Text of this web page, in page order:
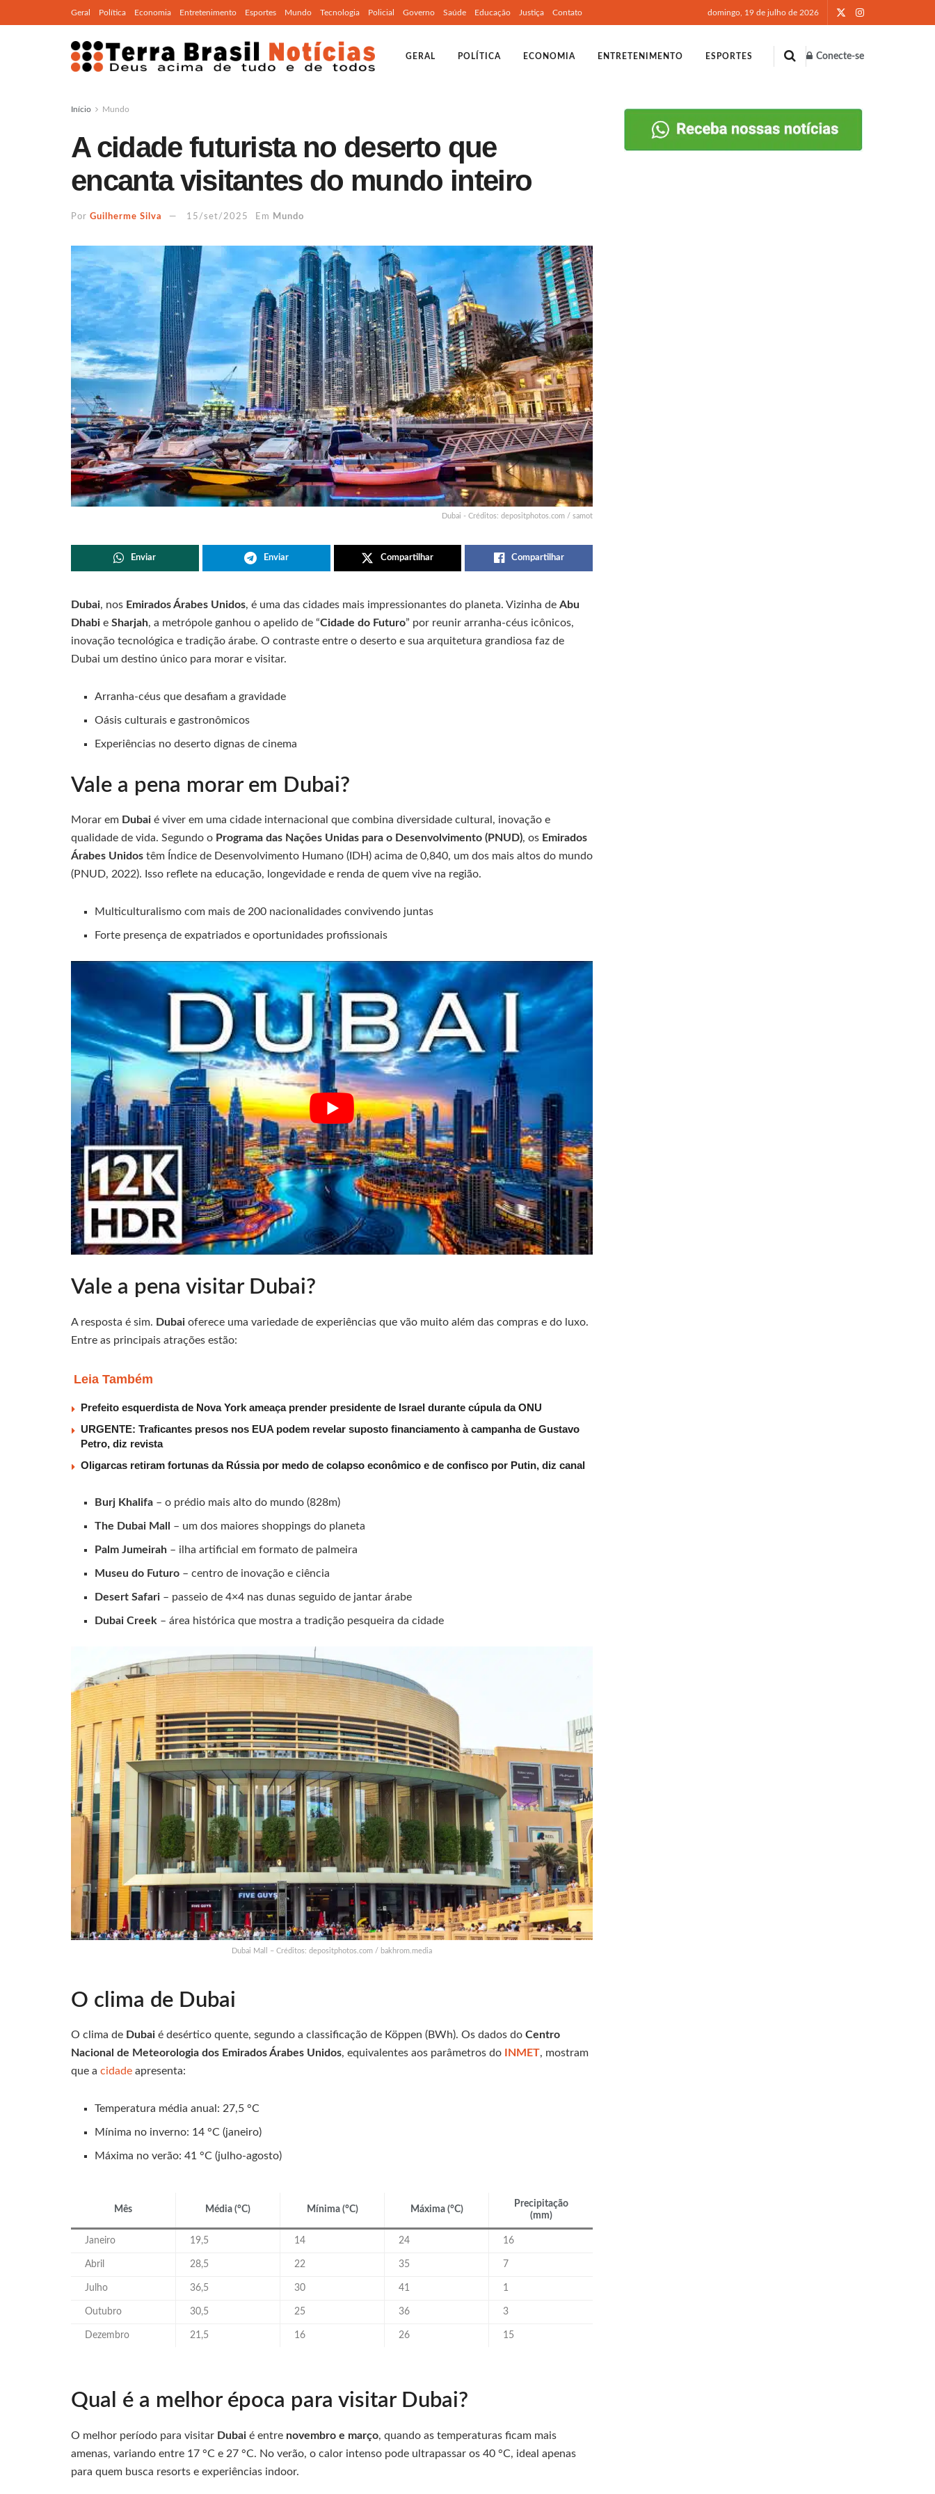
Geral Política Economia Entretenimento Esportes Mundo Tecnologia Policial Governo Saúde Educação Justiça Contato domingo, 19 de julho de 2026
GERAL POLÍTICA ECONOMIA ENTRETENIMENTO ESPORTES Conecte-se
Início Mundo
A cidade futurista no deserto que
encanta visitantes do mundo inteiro
Por Guilherme Silva 15/set/2025 Em Mundo
Dubai - Créditos: depositphotos.com / samot
Enviar Enviar Compartilhar Compartilhar
Dubai, nos Emirados Árabes Unidos, é uma das cidades mais impressionantes do planeta. Vizinha de Abu
Dhabi e Sharjah, a metrópole ganhou o apelido de “Cidade do Futuro” por reunir arranha-céus icônicos,
inovação tecnológica e tradição árabe. O contraste entre o deserto e sua arquitetura grandiosa faz de
Dubai um destino único para morar e visitar.
Arranha-céus que desafiam a gravidade
Oásis culturais e gastronômicos
Experiências no deserto dignas de cinema
Vale a pena morar em Dubai?
Morar em Dubai é viver em uma cidade internacional que combina diversidade cultural, inovação e
qualidade de vida. Segundo o Programa das Nações Unidas para o Desenvolvimento (PNUD), os Emirados
Árabes Unidos têm Índice de Desenvolvimento Humano (IDH) acima de 0,840, um dos mais altos do mundo
(PNUD, 2022). Isso reflete na educação, longevidade e renda de quem vive na região.
Multiculturalismo com mais de 200 nacionalidades convivendo juntas
Forte presença de expatriados e oportunidades profissionais
Vale a pena visitar Dubai?
A resposta é sim. Dubai oferece uma variedade de experiências que vão muito além das compras e do luxo.
Entre as principais atrações estão:
Leia Também
Prefeito esquerdista de Nova York ameaça prender presidente de Israel durante cúpula da ONU
URGENTE: Traficantes presos nos EUA podem revelar suposto financiamento à campanha de Gustavo
Petro, diz revista
Oligarcas retiram fortunas da Rússia por medo de colapso econômico e de confisco por Putin, diz canal
Burj Khalifa – o prédio mais alto do mundo (828m)
The Dubai Mall – um dos maiores shoppings do planeta
Palm Jumeirah – ilha artificial em formato de palmeira
Museu do Futuro – centro de inovação e ciência
Desert Safari – passeio de 4×4 nas dunas seguido de jantar árabe
Dubai Creek – área histórica que mostra a tradição pesqueira da cidade
Dubai Mall – Créditos: depositphotos.com / bakhrom.media
O clima de Dubai
O clima de Dubai é desértico quente, segundo a classificação de Köppen (BWh). Os dados do Centro
Nacional de Meteorologia dos Emirados Árabes Unidos, equivalentes aos parâmetros do INMET, mostram
que a cidade apresenta:
Temperatura média anual: 27,5 °C
Mínima no inverno: 14 °C (janeiro)
Máxima no verão: 41 °C (julho-agosto)
Mês Média (°C) Mínima (°C) Máxima (°C)
Precipitação
(mm)
Janeiro 19,5 14 24 16
Abril 28,5 22 35 7
Julho 36,5 30 41 1
Outubro 30,5 25 36 3
Dezembro 21,5 16 26 15
Qual é a melhor época para visitar Dubai?
O melhor período para visitar Dubai é entre novembro e março, quando as temperaturas ficam mais
amenas, variando entre 17 °C e 27 °C. No verão, o calor intenso pode ultrapassar os 40 °C, ideal apenas
para quem busca resorts e experiências indoor.